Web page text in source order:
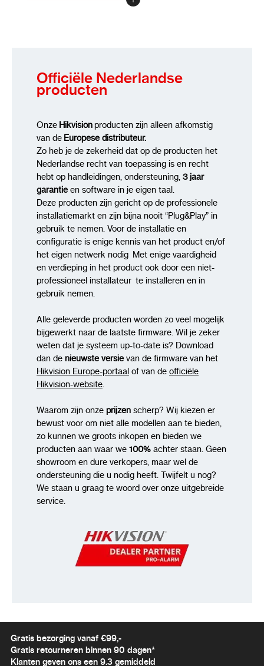
grootschalige deep-learning modellen. Guanlan
AI analyseert complexe scènes met hoge
omgevingen en scenario’s. Hierdoor worden
mensen en voertuigen betrouwbaar herkend,
zelfs in drukke of uitdagende situaties, met een
minimale kans op foutmeldingen. Dit resulteert
in stabiele, consistente en professioneel
inzetbare AI-prestaties.
Technische specificaties – DS-
7616NXI-I2/16P/VPro
Kenmerk Specificatie
Model DS-7732NXI-I4/VPro
AI-technologie Guanlan Large-Scale AI
AI by Recorder
Face Detection &
Recognition, AcuSearch,
AcuSeek, Perimeter
Protection, Human/Vehicle
Face Recognition, ANPR,
People Counting, Heatmap,
Object Detection
Inkomendebandbreedte Tot ± 384 Mbps
Officiële Nederlandse
producten
Onze Hikvisionproducten zijn alleen afkomstig
van de Europese distributeur.
Zo heb je de zekerheid dat op de producten het
Nederlandse recht van toepassing is en recht
hebt op handleidingen, ondersteuning, 3 jaar
garantieen software in je eigen taal.
Deze producten zijn gericht op de professionele
installatiemarkt en zijn bijna nooit “Plug&Play” in
gebruik te nemen. Voor de installatie en
configuratie is enige kennis van het product en/of
het eigen netwerk nodig Met enige vaardigheid
en verdieping in het product ook door een niet-
professioneel installateur te installeren en in
gebruik nemen.
Alle geleverde producten worden zo veel mogelijk
bijgewerkt naar de laatste firmware. Wil je zeker
weten dat je systeem up-to-date is? Download
dan de nieuwste versievan de firmware van het
Hikvision Europe-portaal of van de officiële
Hikvision-website.
Waarom zijn onze prijzen scherp? Wij kiezen er
bewust voor om niet alle modellen aan te bieden,
zo kunnen we groots inkopen en bieden we
producten aan waar we 100% achter staan. Geen
showroom en dure verkopers, maar wel de
ondersteuning die u nodig heeft. Twijfelt u nog?
We staan u graag te woord over onze uitgebreide
service.
Gratis bezorging vanaf €99,-
Gratis retourneren binnen 90 dagen*
Klanten geven ons een 9.3 gemiddeld